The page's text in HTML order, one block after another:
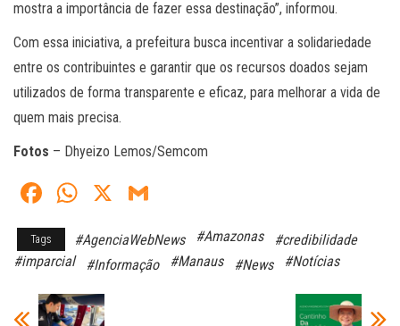
mostra a importância de fazer essa destinação”, informou.
Com essa iniciativa, a prefeitura busca incentivar a solidariedade
entre os contribuintes e garantir que os recursos doados sejam
utilizados de forma transparente e eficaz, para melhorar a vida de
quem mais precisa.
Fotos – Dhyeizo Lemos/Semcom
Fa
ce
bo
W
ts
A
pp
X
ail
Tags #AgenciaWebNews #Amazonas
#credibilidade
#imparcial
#Informação #Manaus #News #Notícias